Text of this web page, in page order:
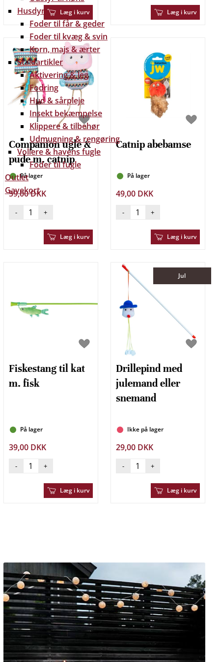
Husdyr
Foder til får & geder
Foder til kvæg & svin
Korn, majs & ærter
Staldartikler
Aktivering & leg
Fodring
Hud & sårpleje
Insekt bekæmpelse
Klippere & tilbehør
Udmugning & rengøring
Voliere & havens fugle
Foder til fugle
Outlet
Gavekort
Læg i kurv Læg i kurv
Companion ugle &
pude m. catnip
På lager
59,00 DKK
- +
Læg i kurv
Catnip abebamse
På lager
49,00 DKK
- +
Læg i kurv
Fiskestang til kat
m. fisk
På lager
39,00 DKK
- +
Læg i kurv
Drillepind med
julemand eller
snemand
Ikke på lager
Jul
29,00 DKK
- +
Læg i kurv